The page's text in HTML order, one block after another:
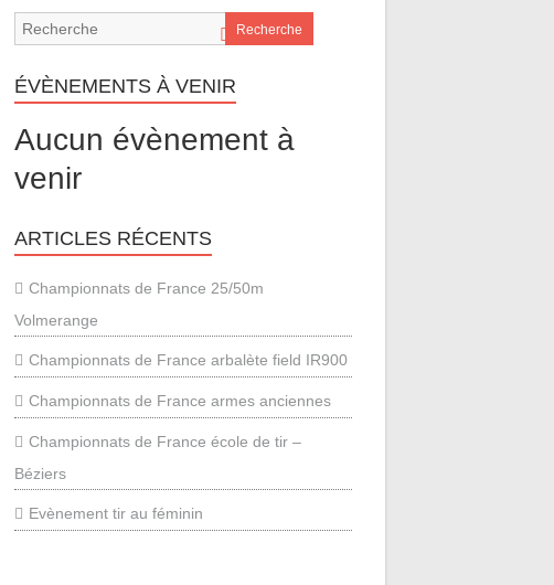
Recherche
ÉVÈNEMENTS À VENIR
Aucun évènement à
venir
ARTICLES RÉCENTS
Championnats de France 25/50m
Volmerange
Championnats de France arbalète field IR900
Championnats de France armes anciennes
Championnats de France école de tir –
Béziers
Evènement tir au féminin